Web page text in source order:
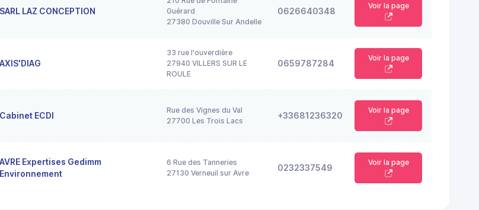
SARL LAZ CONCEPTION
Guérard
27380 Douville Sur Andelle
0626640348
Voir la page
AXIS'DIAG
33 rue l'ouverdière
27940 VILLERS SUR LE
ROULE
0659787284
Voir la page
Cabinet ECDI
Rue des Vignes du Val
27700 Les Trois Lacs
+33681236320
Voir la page
AVRE Expertises Gedimm
Environnement
6 Rue des Tanneries
27130 Verneuil sur Avre
0232337549
Voir la page